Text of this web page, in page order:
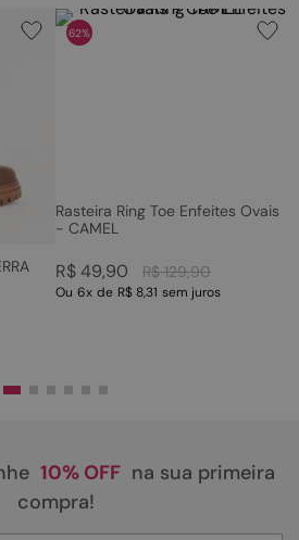
62%
Rasteira Ring Toe Enfeites Ovais
- CAMEL
R$ 129,90
R$49,90
Ou 6x de R$ 8,31 sem juros
10% OFF na sua primeira
compra!